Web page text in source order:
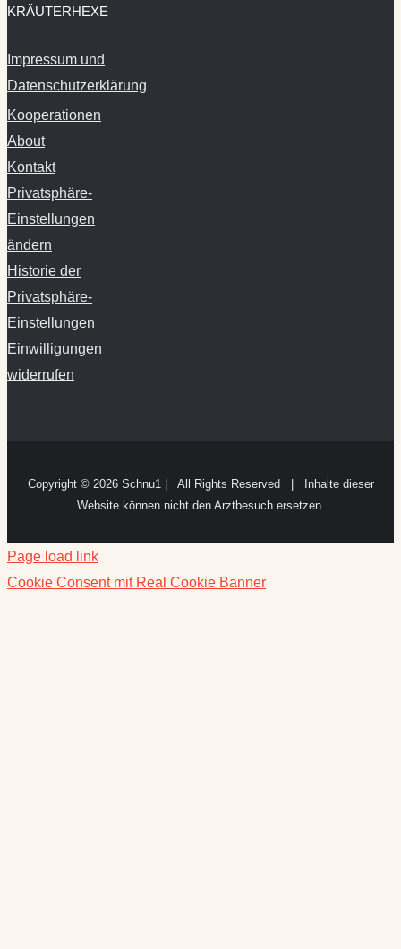
KRÄUTERHEXE
Impressum und
Datenschutzerklärung
Kooperationen
About
Kontakt
Privatsphäre-
Einstellungen
ändern
Historie der
Privatsphäre-
Einstellungen
Einwilligungen
widerrufen
Copyright © 2026 Schnu1 | All Rights Reserved | Inhalte dieser
Website können nicht den Arztbesuch ersetzen.
Page load link
Cookie Consent mit Real Cookie Banner